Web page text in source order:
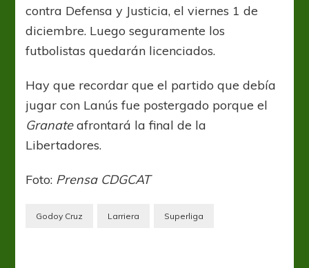
contra Defensa y Justicia, el viernes 1 de
diciembre. Luego seguramente los
futbolistas quedarán licenciados.
Hay que recordar que el partido que debía
jugar con Lanús fue postergado porque el
Granateafrontará la final de la
Libertadores.
Foto: Prensa CDGCAT
Godoy Cruz Larriera Superliga